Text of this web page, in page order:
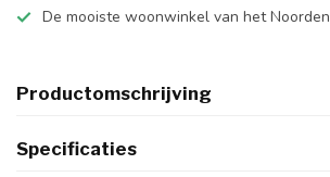
De mooiste woonwinkel van het Noorden
Productomschrijving
Specificaties